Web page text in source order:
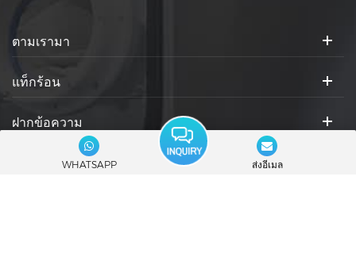
ตามเรามา
แท็กร้อน
ฝากข้อความ
ไอคอนสังคม :WHATSAPP ส่งอีเมล